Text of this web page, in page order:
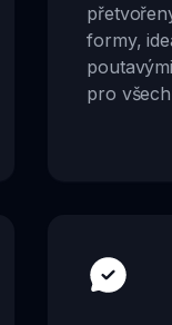
formy,
pro